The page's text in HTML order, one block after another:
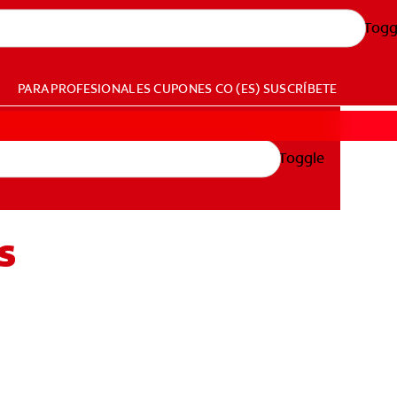
PARA PROFESIONALESCUPONES CO (ES) SUSCRÍBETE
Toggle